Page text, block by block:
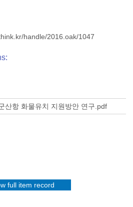
handle/2016.oak/1047
산항 화물유치 지원방안 연구.pdf
full item record